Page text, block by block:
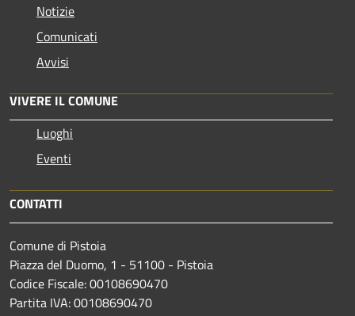
Notizie
Comunicati
Avvisi
VIVERE IL COMUNE
Luoghi
Eventi
CONTATTI
Comune di Pistoia
Piazza del Duomo, 1 - 51100 - Pistoia
Codice Fiscale: 00108690470
Partita IVA: 00108690470